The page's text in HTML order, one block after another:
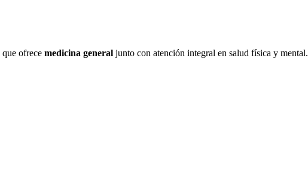
que ofrece medicina general junto con atención integral en salud física y mental.